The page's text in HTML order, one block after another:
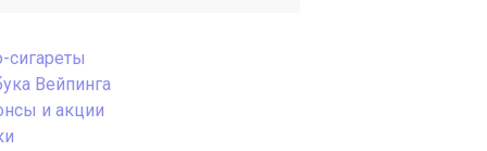
сигареты
Вейпинга
и акции